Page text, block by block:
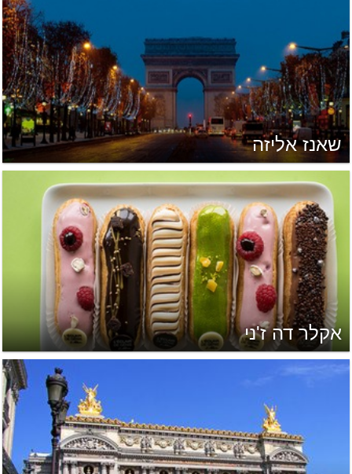
שאנז אליזה
אקלר דה ז'ני